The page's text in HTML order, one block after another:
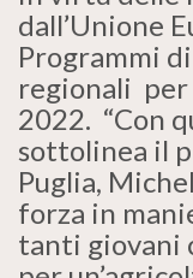
dall’Unione
Programmi
regionali per
2022. “Con
sottolinea il
Puglia,
forza in
tanti giovani